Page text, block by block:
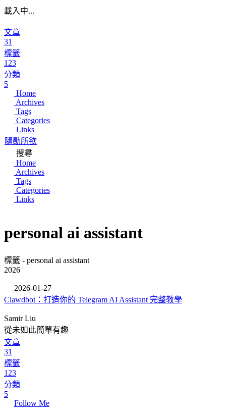
載入中...
文章
31
標籤
123
分類
5
Home
Archives
Tags
Categories
Links
隨勛所欲
搜尋
Home
Archives
Tags
Categories
Links
personal ai assistant
標籤 - personal ai assistant
2026
2026-01-27
Clawdbot：打造你的 Telegram AI Assistant 完整教學
Samir Liu
從未如此簡單有趣
文章
31
標籤
123
分類
5
Follow Me